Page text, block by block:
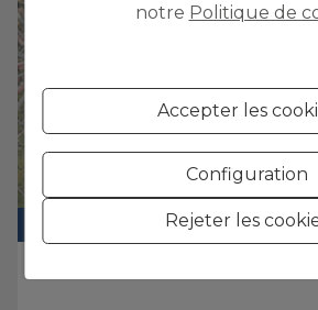
TERRAIN URBAIN
notre Politique de
Accepter les
Configuration
Rejeter les